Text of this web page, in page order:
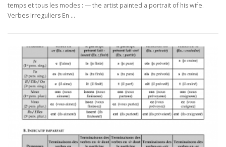
temps et tous les modes : — the artist painted a portrait of his wife.
Verbes Irreguliers En …